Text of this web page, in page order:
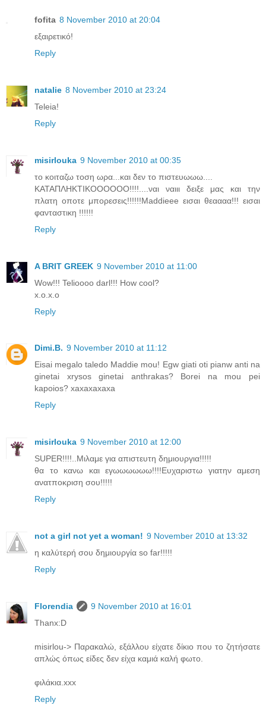
fofita 8 November 2010 at 20:04
εξαιρετικό!
Reply
natalie 8 November 2010 at 23:24
Teleia!
Reply
misirlouka 9 November 2010 at 00:35
το κοιταζω τοση ωρα...και δεν το πιστευωωω....
ΚΑΤΑΠΛΗΚΤΙΚΟΟΟΟΟΟ!!!!....ναι ναιιι δειξε μας και την
πλατη οποτε μπορεσεις!!!!!!Maddieee εισαι θεαααα!!! εισαι
φανταστικη !!!!!!
Reply
A BRIT GREEK 9 November 2010 at 11:00
Wow!!! Telioooo darl!!! How cool?
x.o.x.o
Reply
Dimi.B. 9 November 2010 at 11:12
Eisai megalo taledo Maddie mou! Egw giati oti pianw anti na
ginetai xrysos ginetai anthrakas? Borei na mou pei
kapoios? xaxaxaxaxa
Reply
misirlouka 9 November 2010 at 12:00
SUPER!!!!..Μιλαμε για απιστευτη δημιουργια!!!!!
θα το κανω και εγωωωωωω!!!!Ευχαριστω γιατην αμεση
ανατποκριση σου!!!!!
Reply
not a girl not yet a woman! 9 November 2010 at 13:32
η καλύτερή σου δημιουργία so far!!!!!
Reply
Florendia
9 November 2010 at 16:01
Τhanx:D
misirlou-> Παρακαλώ, εξάλλου είχατε δίκιο που το ζητήσατε
απλώς όπως είδες δεν είχα καμιά καλή φωτο.
φιλάκια.xxx
Reply